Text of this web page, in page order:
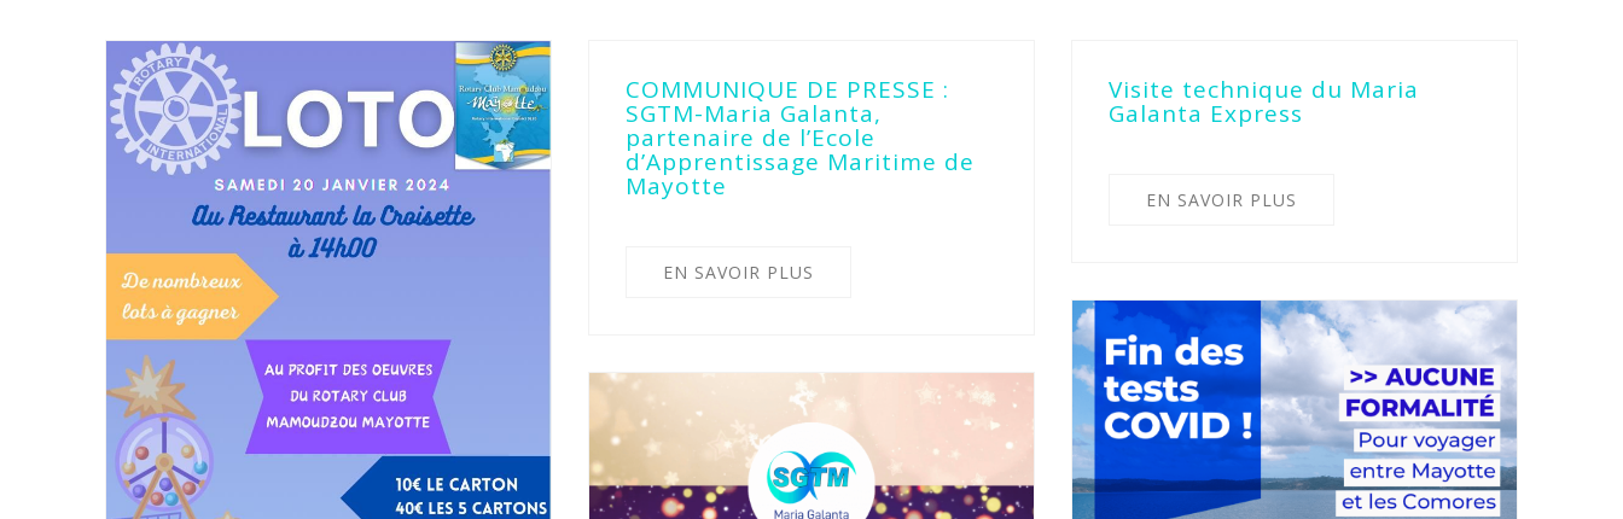
COMMUNIQUE DE PRESSE :
SGTM-Maria Galanta,
partenaire de l’Ecole
d’Apprentissage Maritime de
Mayotte
EN SAVOIR PLUS
Visite technique du Maria
Galanta Express
EN SAVOIR PLUS